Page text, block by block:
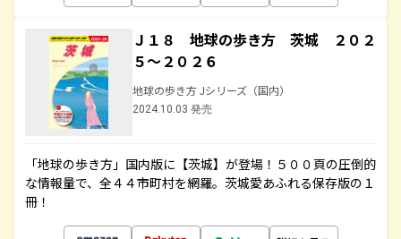
Ｊ１８ 地球の歩き方 茨城 ２０２
５～２０２６
地球の歩き方 Jシリーズ（国内）
2024.10.03 発売
「地球の歩き方」国内版に【茨城】が登場！５００頁の圧倒的
な情報量で、全４４市町村を網羅。茨城愛あふれる保存版の１
冊！